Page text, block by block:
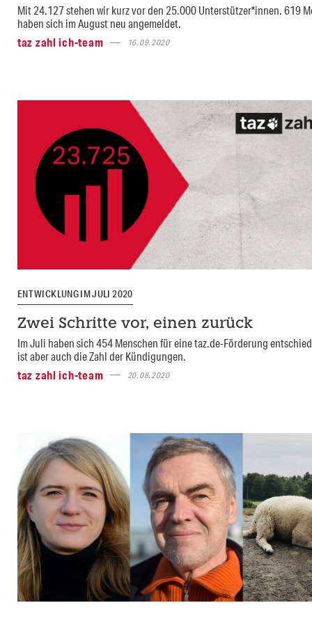
Mit 24.127 stehen wir kurz vor den 25.000 Unterstützer*innen. 619
haben sich im August neu angemeldet.
taz zahl ich-team
16.09.2020
ENTWICKLUNG IM JULI 2020
Zwei Schritte vor, einen zurück
Im Juli haben sich 454 Menschen für eine taz.de-Förderung
ist aber auch die Zahl der Kündigungen.
taz zahl ich-team
20.08.2020